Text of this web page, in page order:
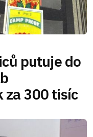
putuje do
za 300 tisíc